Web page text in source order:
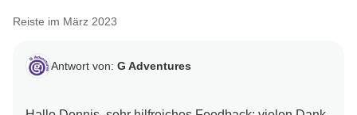
Reiste im März 2023
Antwort von: G Adventures